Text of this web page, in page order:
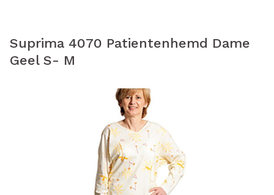
Suprima 4070 Patientenhemd Dame
Geel S- M